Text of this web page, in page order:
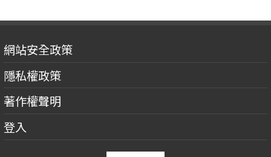
網站安全政策
隱私權政策
著作權聲明
登入